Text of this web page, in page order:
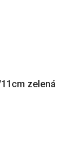
zelená